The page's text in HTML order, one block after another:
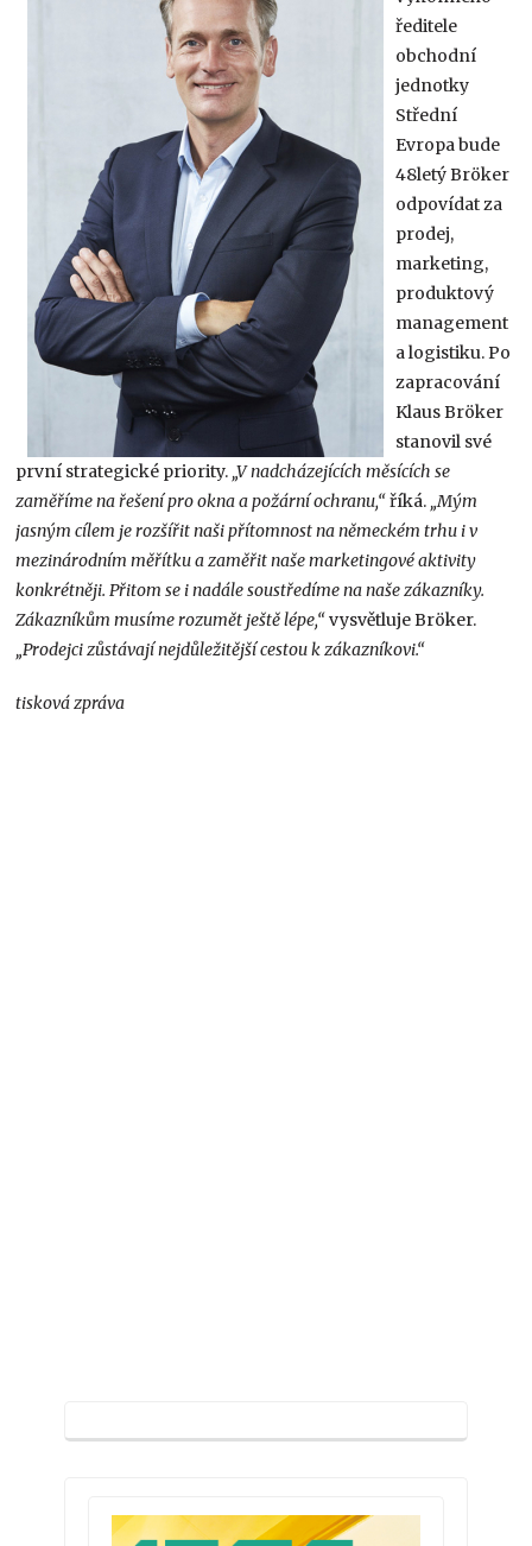
ředitele
obchodní
jednotky
Střední
Evropa bude
48letý Bröker
odpovídat za
prodej,
marketing,
produktový
management
a logistiku. Po
zapracování
Klaus Bröker
stanovil své
první strategické priority. „V nadcházejících měsících se
zaměříme na řešení pro okna a požární ochranu,“říká. „Mým
jasným cílem je rozšířit naši přítomnost na německém trhu i v
mezinárodním měřítku a zaměřit naše marketingové aktivity
konkrétněji. Přitom se i nadále soustředíme na naše zákazníky.
Zákazníkům musíme rozumět ještě lépe,“vysvětluje Bröker.
„Prodejci zůstávají nejdůležitější cestou k zákazníkovi.“
tisková zpráva